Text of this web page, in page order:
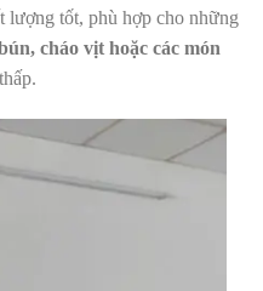
lượng tốt, phù hợp cho những
cháo vịt hoặc các món